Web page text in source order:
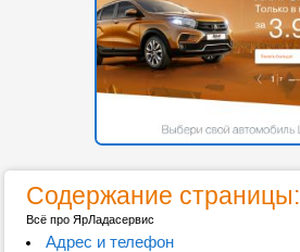
Содержание страницы:
Всё про ЯрЛадасервис
Адрес и телефон